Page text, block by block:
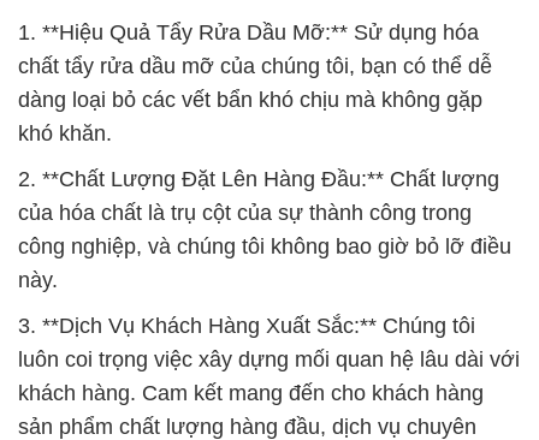
1. **Hiệu Quả Tẩy Rửa Dầu Mỡ:** Sử dụng hóa
chất tẩy rửa dầu mỡ của chúng tôi, bạn có thể dễ
dàng loại bỏ các vết bẩn khó chịu mà không gặp
khó khăn.
2. **Chất Lượng Đặt Lên Hàng Đầu:** Chất lượng
của hóa chất là trụ cột của sự thành công trong
công nghiệp, và chúng tôi không bao giờ bỏ lỡ điều
này.
3. **Dịch Vụ Khách Hàng Xuất Sắc:** Chúng tôi
luôn coi trọng việc xây dựng mối quan hệ lâu dài với
khách hàng. Cam kết mang đến cho khách hàng
sản phẩm chất lượng hàng đầu, dịch vụ chuyên